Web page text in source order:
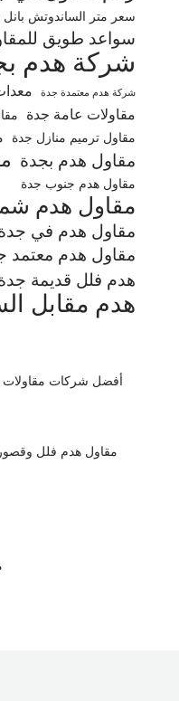
سعر متر الساندوتش بانل
سواعد طويق
شركة هدم
شركة هدم معتمدة جدة
مقاولات عامة جدة
مقاول ترميم منازل جدة
مقاول هدم بجدة
مقاول هدم جنوب جدة
مقاول هدم
مقاول هدم في
مقاول هدم معتمد
هدم فلل قديمة
هدم مقابل
أفضل شركات مقاولات
مقاول هدم فلل